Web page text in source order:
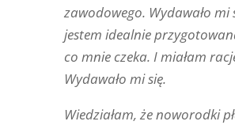
zawodowego. Wydawało mi
jestem idealnie
co mnie czeka. I miałam
Wydawało mi się.
Wiedziałam, że noworodki